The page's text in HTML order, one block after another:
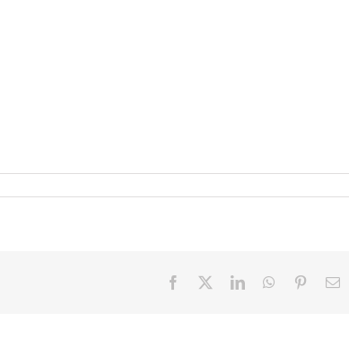
Facebook LinkedInWhatsApp
Pinterest
E-